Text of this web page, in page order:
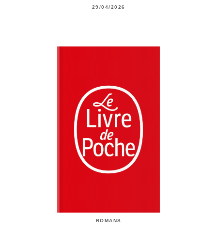
29/04/2026
ROMANS